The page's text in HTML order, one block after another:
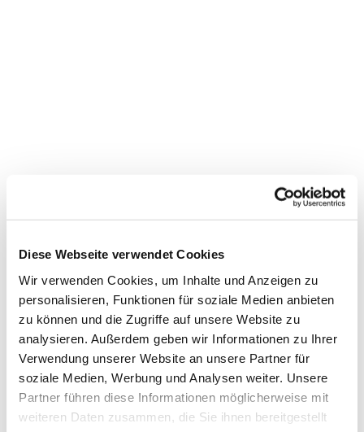
Diese Webseite verwendet Cookies
Wir verwenden Cookies, um Inhalte und Anzeigen zu
personalisieren, Funktionen für soziale Medien anbieten
zu können und die Zugriffe auf unsere Website zu
analysieren. Außerdem geben wir Informationen zu Ihrer
Verwendung unserer Website an unsere Partner für
soziale Medien, Werbung und Analysen weiter. Unsere
Partner führen diese Informationen möglicherweise mit
weiteren Daten zusammen, die Sie ihnen bereitgestellt
Dies könnte Sie auch interessieren